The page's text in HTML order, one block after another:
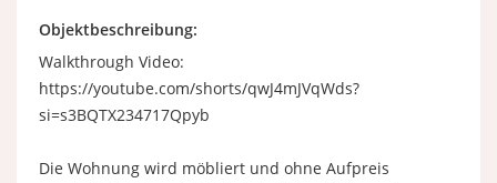
Objektbeschreibung:
Walkthrough Video:
https://youtube.com/shorts/qwJ4mJVqWds?
si=s3BQTX234717Qpyb
Die Wohnung wird möbliert und ohne Aufpreis